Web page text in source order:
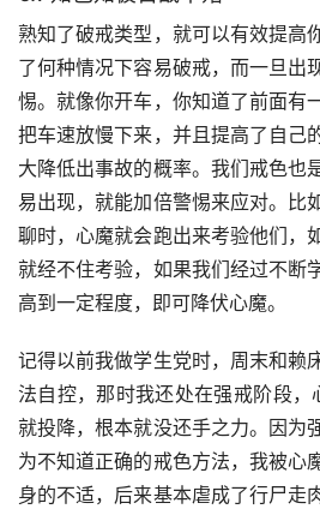
熟知了破戒类型，就可以有效提高
了何种情况下容易破戒，而一旦出
惕。就像你开车，你知道了前面有
把车速放慢下来，并且提高了自己
大降低出事故的概率。我们戒色也
易出现，就能加倍警惕来应对。比
聊时，心魔就会跑出来考验他们，
就经不住考验，如果我们经过不断
高到一定程度，即可降伏心魔。
记得以前我做学生党时，周末和赖
法自控，那时我还处在强戒阶段，
就投降，根本就没还手之力。因为
为不知道正确的戒色方法，我被心
身的不适，后来基本虐成了行尸走